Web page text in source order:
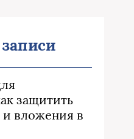
защитить
и вложения в